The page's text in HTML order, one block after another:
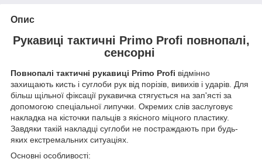
Опис
Рукавиці тактичні Primo Profi повнопалі,
сенсорні
Повнопалі тактичні рукавиці Primo Profi відмінно
захищають кисть і суглоби рук від порізів, вивихів і ударів. Для
більш щільної фіксації рукавичка стягується на зап'ясті за
допомогою спеціальної липучки. Окремих слів заслуговує
накладка на кісточки пальців з якісного міцного пластику.
Завдяки такій накладці суглоби не постраждають при будь-
яких екстремальних ситуаціях.
Основні особливості: